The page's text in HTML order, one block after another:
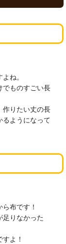
ね。
でものすごい長
作りたい丈の長
るようになって
布です！
足りなかった
よ！